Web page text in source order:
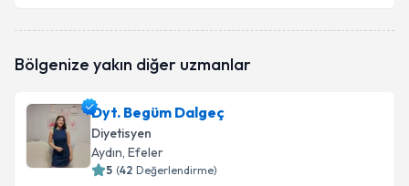
talebi oluşturun. Size bu uzmandan randevu almanız
bilgilendireceğiz.
E-posta Adresiniz
Bölgenize yakın diğer uzmanlar
Dyt. Begüm Dalgeç
Diyetisyen
Aydın, Efeler
5 (42 Değerlendirme)